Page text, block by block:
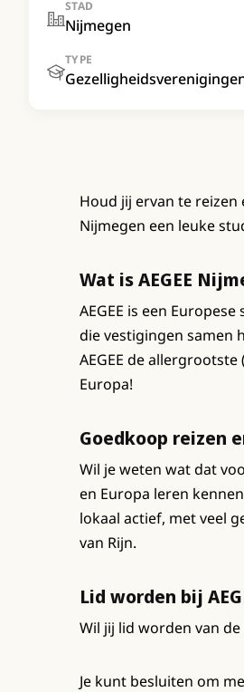
STAD
Nijmegen
TYPE
Houd jij ervan te
Nijmegen een leuke
Wat is AEGEE
AEGEE is een
die vestigingen samen
AEGEE de
Europa!
Goedkoop reizen
Wil je weten wat dat
en Europa leren
lokaal actief, met veel
van Rijn.
Lid worden bij
Wil jij lid worden van
Je kunt besluiten om